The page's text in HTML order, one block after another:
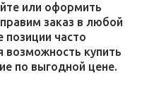
или оформить
заказ в любой
позиции часто
возможность купить
по выгодной цене.